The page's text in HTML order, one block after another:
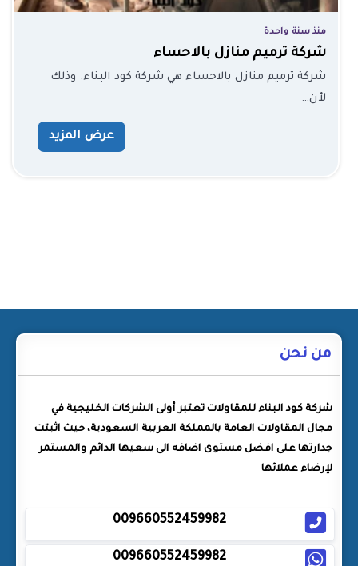
منذ سنة واحدة
شركة ترميم منازل بالاحساء
شركة ترميم منازل بالاحساء هي شركة كود البناء. وذلك
لأن…
عرض المزيد
من نحن
شركة كود البناء للمقاولات تعتبر أولى الشركات الخليجية في
مجال المقاولات العامة بالمملكة العربية السعودية، حيث اثبتت
جدارتها على افضل مستوى اضافه الى سعيها الدائم والمستمر
لإرضاء عملائها
009660552459982
009660552459982